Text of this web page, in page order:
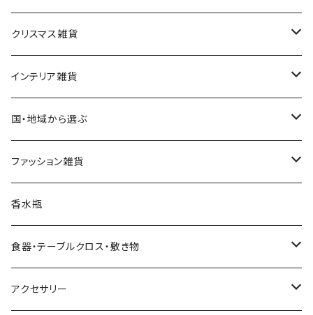
クリスマス雑貨
ハワイアンクリスマス雑貨
クリスマスツリー
ヌードツリー（飾りなし）
そのまま飾れるツリー
クリスマスオーナメント・飾り
くるみ割り人形オーナメント
不思議の国のアリスオーナメント
クリスマスオブジェ・置物
スノードーム
スノードーム（LEDライト付き）
クリスマスリース
クリスマスミュージックオブジェ（音楽付きオブジェ）
インテリア雑貨
置物・オブジェ
小物入れ・小物置き
スマホスタンド
ウォールアート（壁飾り）
ジュエリースタンド
国・地域から選ぶ
イタリア
チェコ
オランダ
ハワイ
ファッション雑貨
ピアス
腕時計
バッグ
香水瓶
食器・テーブルクロス・敷き物
カップ・ソーサー
アクセサリー